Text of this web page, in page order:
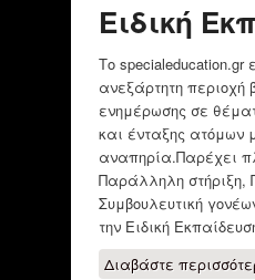
Ειδική
Το specialeducation.gr
ανεξάρτητη περιοχή
ενημέρωσης σε
και ένταξης ατόμων
αναπηρία.Παρέχει
Παράλληλη
Συμβουλευτική
την Ειδική
Διαβάστε